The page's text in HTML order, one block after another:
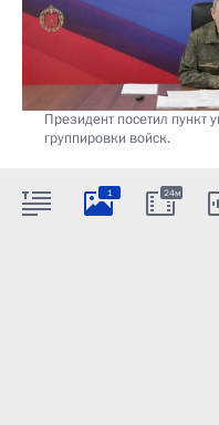
Президент посетил пункт
группировки войск.
1 24м